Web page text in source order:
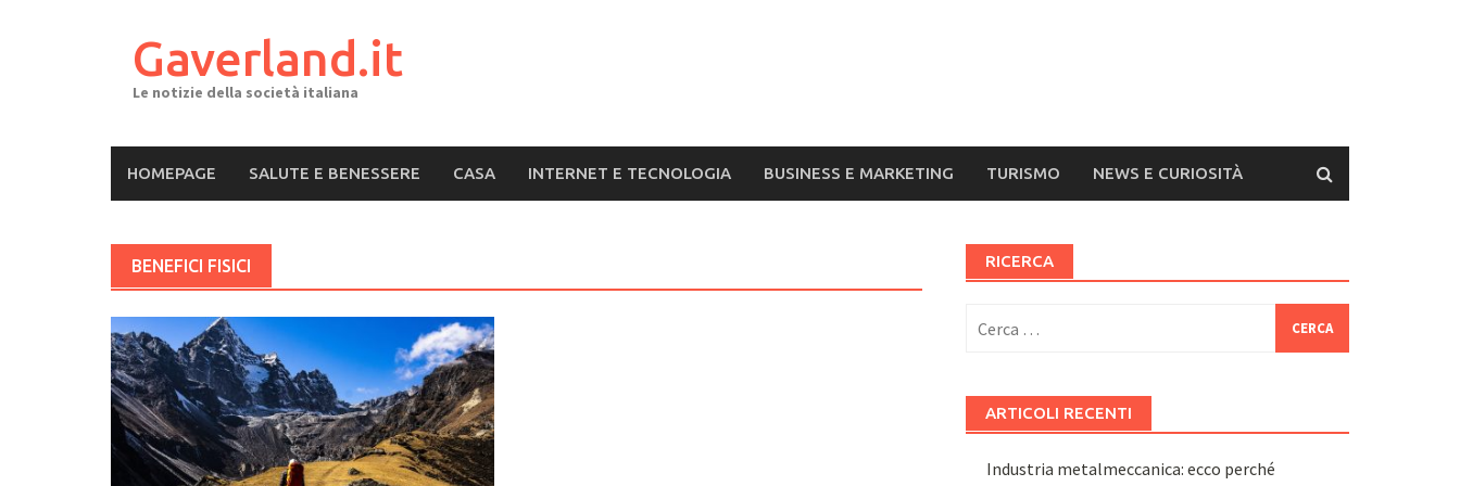
Gaverland.it
Le notizie della società italiana
HOMEPAGE SALUTE E BENESSERE CASA INTERNET E TECNOLOGIA BUSINESS E MARKETING TURISMO NEWS E CURIOSITÀ
BENEFICI FISICI RICERCA
per:
ARTICOLI RECENTI
Industria metalmeccanica: ecco perché